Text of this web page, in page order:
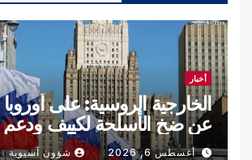
أخبار
الخارجية الروسية: على
عن ضخ الأسلحة لكييف ودعم
النازي
أغسطس 6, 2026 شؤون آسيوية